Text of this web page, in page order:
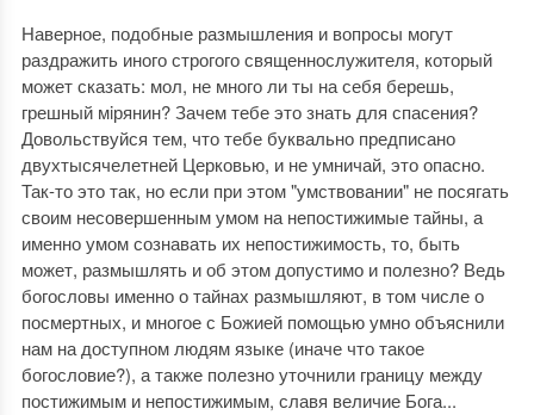
Наверное, подобные размышления и вопросы могут
раздражить иного строгого священнослужителя, который
может сказать: мол, не много ли ты на себя берешь,
грешный мiрянин? Зачем тебе это знать для спасения?
Довольствуйся тем, что тебе буквально предписано
двухтысячелетней Церковью, и не умничай, это опасно.
Так-то это так, но если при этом "умствовании" не посягать
своим несовершенным умом на непостижимые тайны, а
именно умом сознавать их непостижимость, то, быть
может, размышлять и об этом допустимо и полезно? Ведь
богословы именно о тайнах размышляют, в том числе о
посмертных, и многое с Божией помощью умно объяснили
нам на доступном людям языке (иначе что такое
богословие?), а также полезно уточнили границу между
постижимым и непостижимым, славя величие Бога...